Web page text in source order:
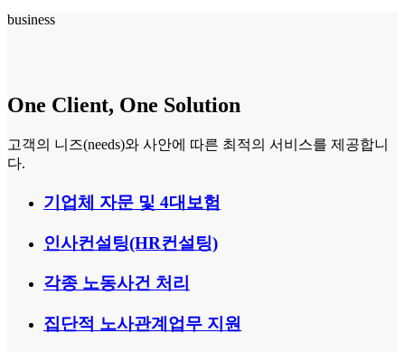
business
One Client, One Solution
고객의 니즈(needs)와 사안에 따른 최적의 서비스를 제공합니
다.
기업체 자문 및 4대보험
인사컨설팅(HR컨설팅)
각종 노동사건 처리
집단적 노사관계업무 지원